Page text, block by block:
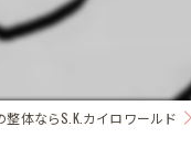
整体ならS.K.カイロワールド